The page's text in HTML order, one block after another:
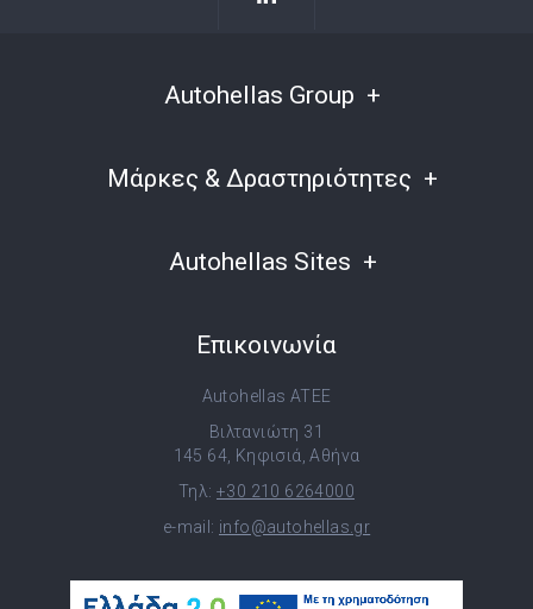
Autohellas Group
Μάρκες & Δραστηριότητες
Autohellas Sites
Επικοινωνία
Autohellas ATEE
Βιλτανιώτη 31
145 64, Κηφισιά, Αθήνα
Τηλ: +30 210 6264000
e-mail: info@autohellas.gr